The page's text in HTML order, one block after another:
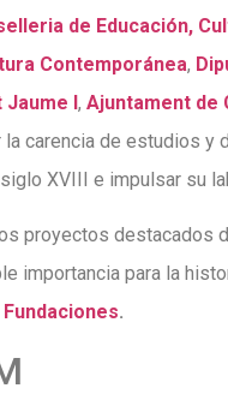
de Educación,
Contemporánea,
Jaume I, Ajuntament de
la carencia de estudios y
XVIII e impulsar su
proyectos destacados
importancia para la
.